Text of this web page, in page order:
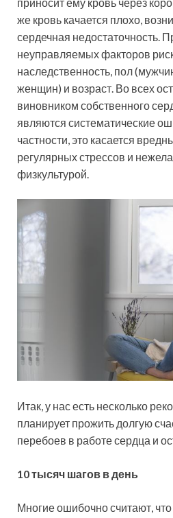
приносит ему кровь через
же кровь качается плохо,
сердечная недостаточность.
неуправляемых факторов
наследственность, пол
женщин) и возраст. Во всех
виновником собственного
являются систематические
частности, это касается
регулярных стрессов и
физкультурой.
Итак, у нас есть несколько
планирует прожить долгую
перебоев в работе сердца и
10 тысяч шагов в день
Многие ошибочно считают, что